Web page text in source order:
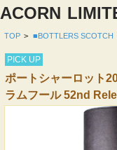
ACORN
TOP > ■BOTTLERS SCOTCH
PICK UP
ポートシャーロット
ラムフール 52nd